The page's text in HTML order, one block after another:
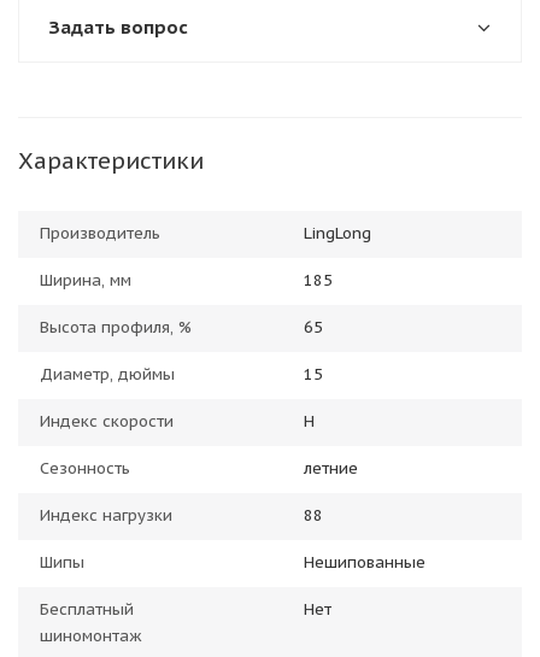
Задать вопрос
Характеристики
Производитель LingLong
Ширина, мм 185
Высота профиля, % 65
Диаметр, дюймы 15
Индекс скорости H
Сезонность летние
Индекс нагрузки 88
Шипы Нешипованные
Бесплатный
шиномонтаж
Нет